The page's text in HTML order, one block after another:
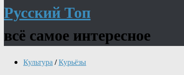
Русский Топ
всё самое интересное
Культура /Курьёзы